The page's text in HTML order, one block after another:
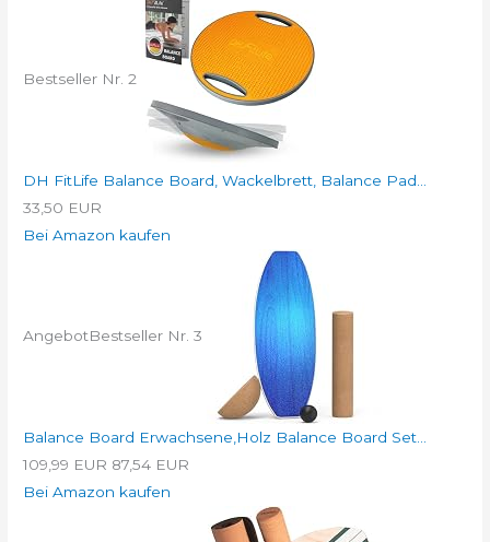
Bestseller Nr. 2
DH FitLife Balance Board, Wackelbrett, Balance Pad...
33,50 EUR
Bei Amazon kaufen
AngebotBestseller Nr. 3
Balance Board Erwachsene,Holz Balance Board Set...
109,99 EUR 87,54 EUR
Bei Amazon kaufen